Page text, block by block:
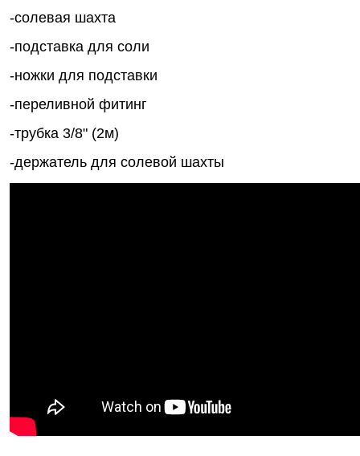
-солевая шахта
-подставка для соли
-ножки для подставки
-переливной фитинг
-трубка 3/8" (2м)
-держатель для солевой шахты